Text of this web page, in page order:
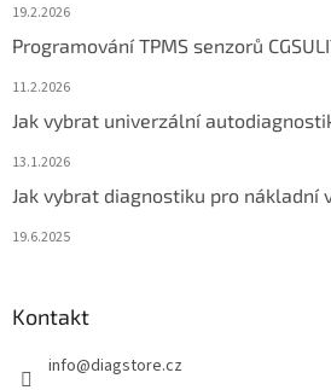
19.2.2026
Programování TPMS senzorů
11.2.2026
Jak vybrat univerzální
13.1.2026
Jak vybrat diagnostiku pro nákladní
19.6.2025
Kontakt
info@diagstore.cz